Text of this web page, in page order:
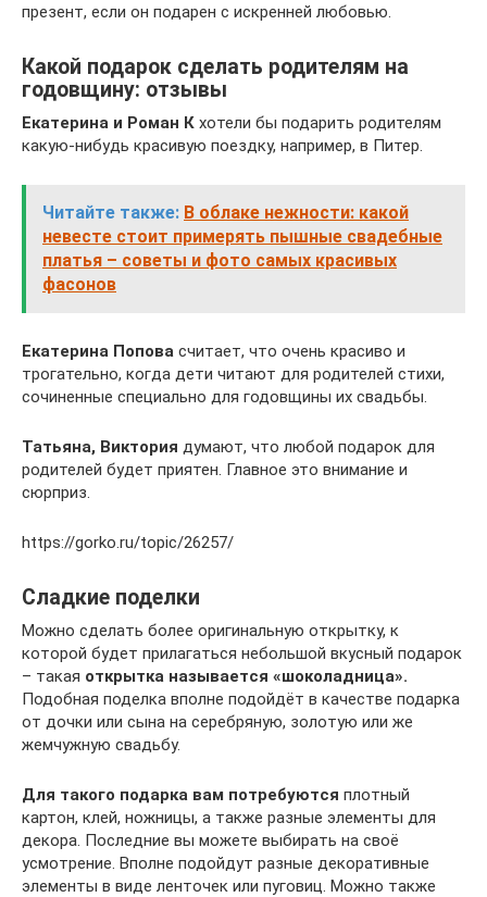
презент, если он подарен с искренней любовью.
Какой подарок сделать родителям на
годовщину: отзывы
Екатерина и Роман К хотели бы подарить родителям
какую-нибудь красивую поездку, например, в Питер.
Читайте также: В облаке нежности: какой
невесте стоит примерять пышные свадебные
платья – советы и фото самых красивых
фасонов
Екатерина Попова считает, что очень красиво и
трогательно, когда дети читают для родителей стихи,
сочиненные специально для годовщины их свадьбы.
Татьяна, Виктория думают, что любой подарок для
родителей будет приятен. Главное это внимание и
сюрприз.
https://gorko.ru/topic/26257/
Сладкие поделки
Можно сделать более оригинальную открытку, к
которой будет прилагаться небольшой вкусный подарок
– такая открытка называется «шоколадница».
Подобная поделка вполне подойдёт в качестве подарка
от дочки или сына на серебряную, золотую или же
жемчужную свадьбу.
Для такого подарка вам потребуются плотный
картон, клей, ножницы, а также разные элементы для
декора. Последние вы можете выбирать на своё
усмотрение. Вполне подойдут разные декоративные
элементы в виде ленточек или пуговиц. Можно также